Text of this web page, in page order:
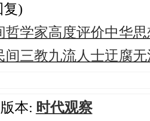
复)
哲学家高度评价中华
间三教九流人士迂腐
本: 时代观察